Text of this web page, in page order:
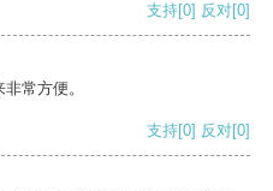
支持[0] 反对[0]
常方便。
支持[0] 反对[0]